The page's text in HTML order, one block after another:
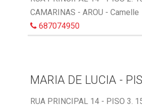
CAMARINAS - AROU - Camelle
687074950
MARIA DE LUCIA -
RUA PRINCIPAL 14 - PISO 3.